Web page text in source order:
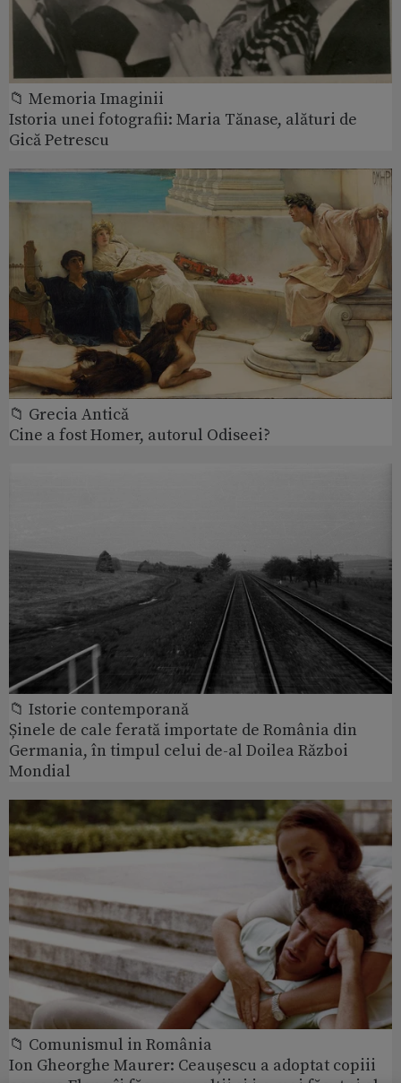
📁 Memoria Imaginii
Istoria unei fotografii: Maria Tănase, alături de
Gică Petrescu
📁 Grecia Antică
Cine a fost Homer, autorul Odiseei?
📁 Istorie contemporană
Șinele de cale ferată importate de România din
Germania, în timpul celui de-al Doilea Război
Mondial
📁 Comunismul in România
Ion Gheorghe Maurer: Ceaușescu a adoptat copiii